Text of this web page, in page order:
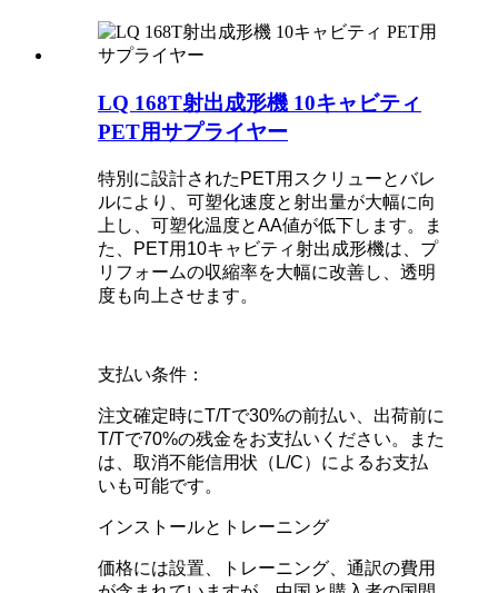
LQ 168T射出成形機 10キャビティ
PET用サプライヤー
特別に設計されたPET用スクリューとバレ
ルにより、可塑化速度と射出量が大幅に向
上し、可塑化温度とAA値が低下します。ま
た、PET用10キャビティ射出成形機は、プ
リフォームの収縮率を大幅に改善し、透明
度も向上させます。
支払い条件：
注文確定時にT/Tで30%の前払い、出荷前に
T/Tで70%の残金をお支払いください。また
は、取消不能信用状（L/C）によるお支払
いも可能です。
インストールとトレーニング
価格には設置、トレーニング、通訳の費用